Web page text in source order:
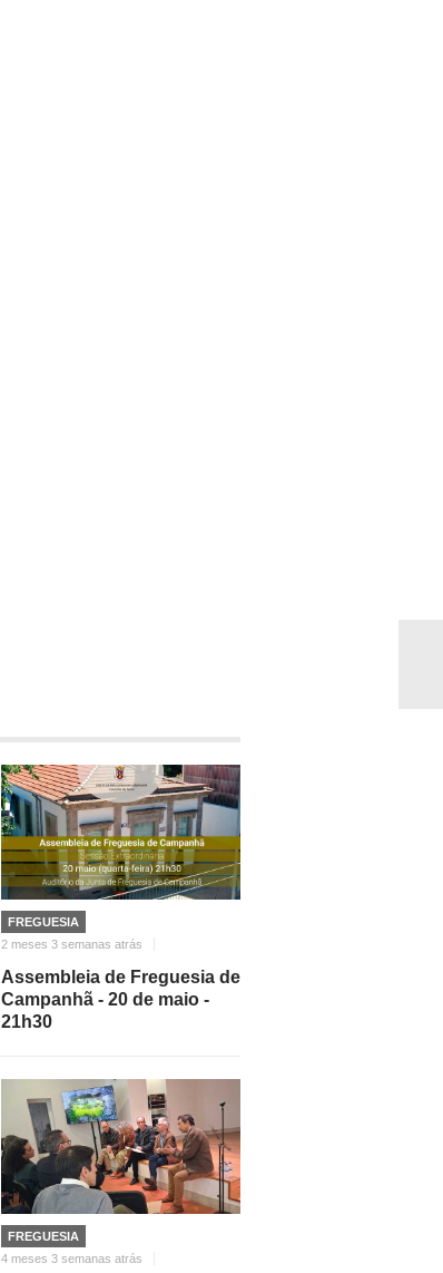
FREGUESIA
2 meses 3 semanas atrás
Assembleia de Freguesia de
Campanhã - 20 de maio -
21h30
FREGUESIA
4 meses 3 semanas atrás